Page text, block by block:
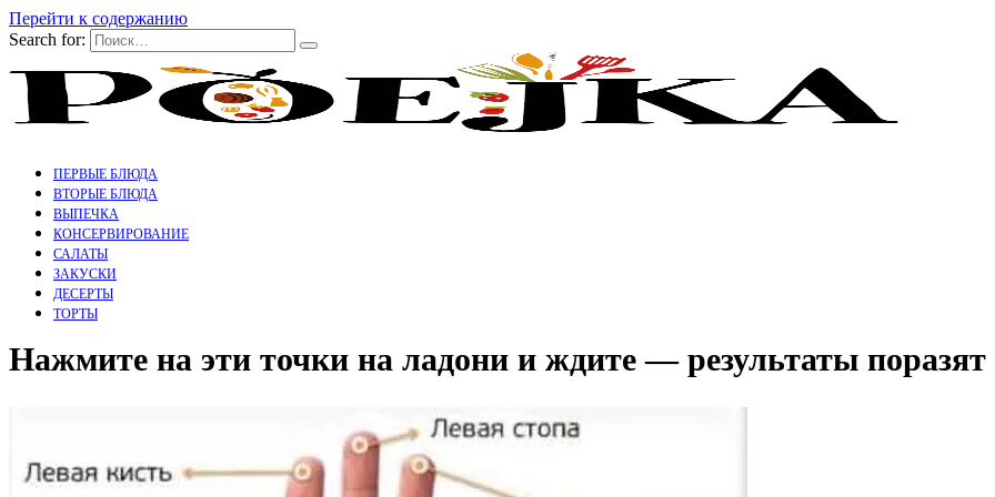
Перейти к содержанию
Search for:
ПЕРВЫЕ БЛЮДА
ВТОРЫЕ БЛЮДА
ВЫПЕЧКА
КОНСЕРВИРОВАНИЕ
САЛАТЫ
ЗАКУСКИ
ДЕСЕРТЫ
ТОРТЫ
Нажмите на эти точки на ладони и ждите — результаты поразят